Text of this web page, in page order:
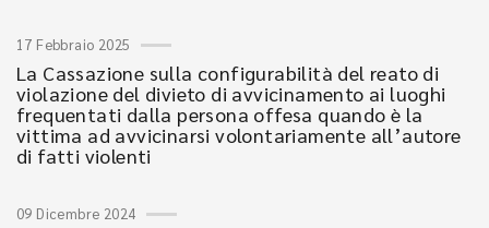
17 Febbraio 2025
La Cassazione sulla configurabilità del reato di
violazione del divieto di avvicinamento ai luoghi
frequentati dalla persona offesa quando è la
vittima ad avvicinarsi volontariamente all’autore
di fatti violenti
09 Dicembre 2024